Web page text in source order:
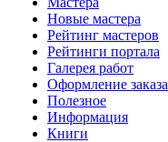
Новые мастера
Рейтинг мастеров
Рейтинги портала
Галерея работ
Оформление заказа
Полезное
Информация
Книги